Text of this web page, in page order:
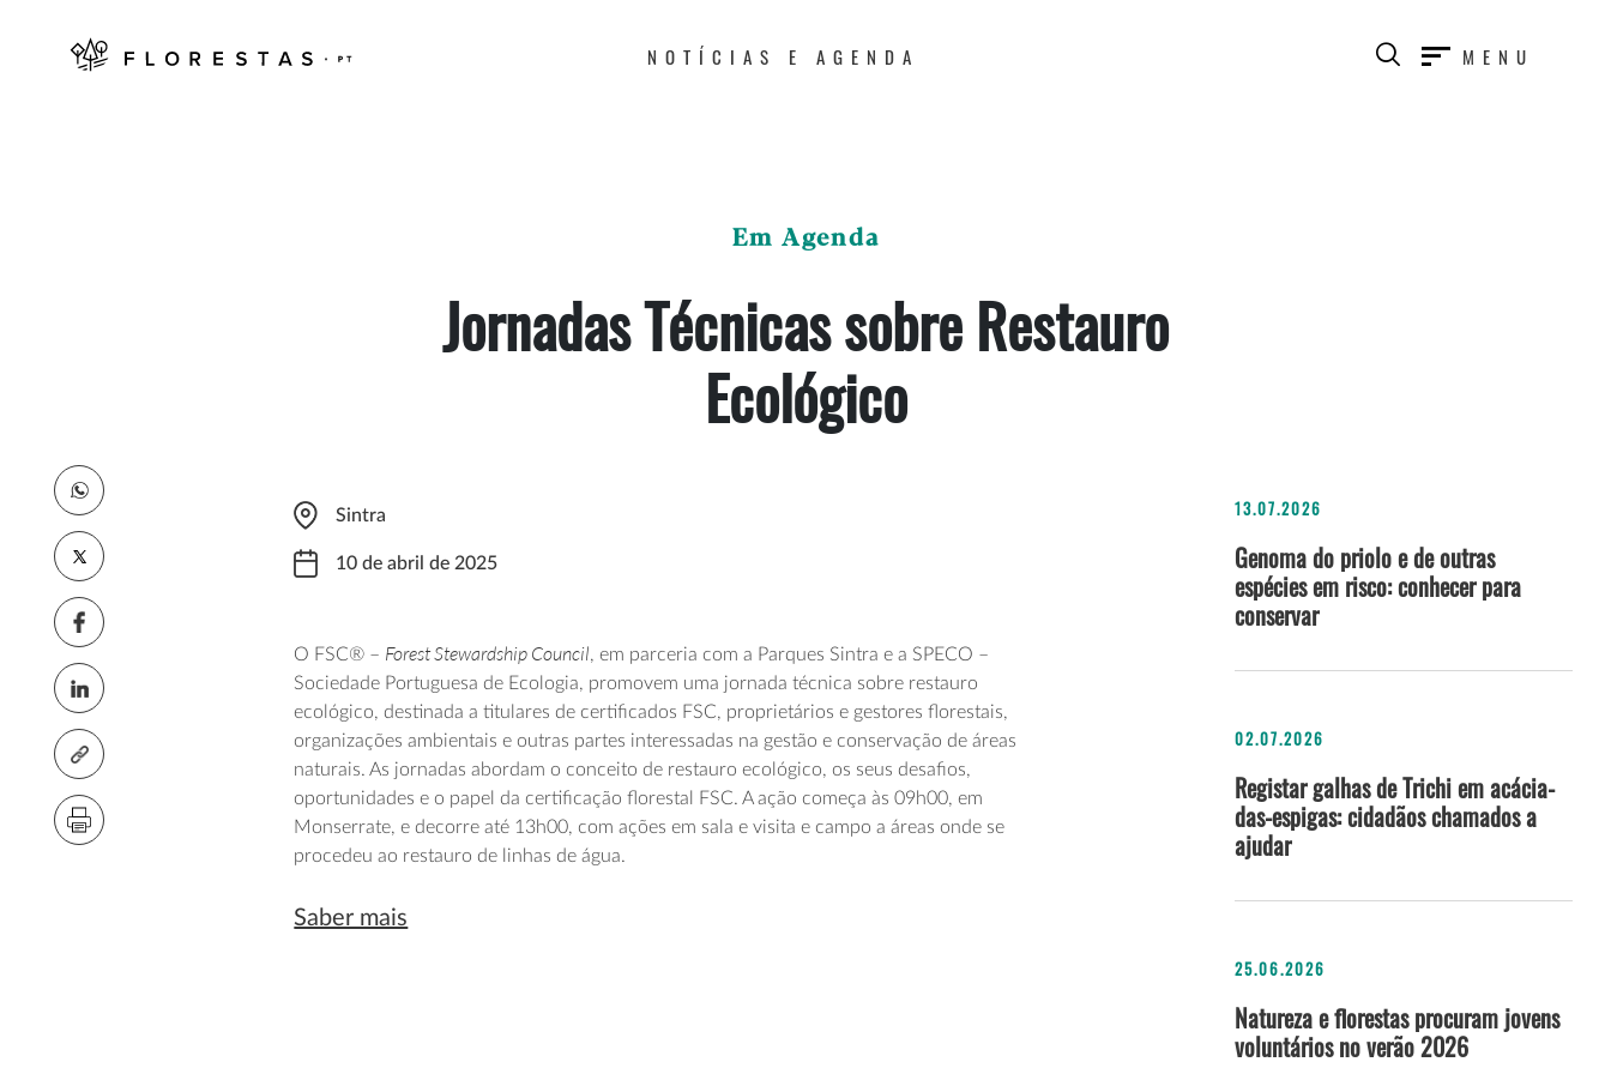
NOTÍCIAS E AGENDA MENU
Em Agenda
Jornadas Técnicas sobre Restauro
Ecológico
Sintra
10 de abril de 2025
O FSC® – Forest Stewardship Council, em parceria com a Parques Sintra e a SPECO –
Sociedade Portuguesa de Ecologia, promovem uma jornada técnica sobre restauro
ecológico, destinada a titulares de certificados FSC, proprietários e gestores florestais,
organizações ambientais e outras partes interessadas na gestão e conservação de áreas
naturais. As jornadas abordam o conceito de restauro ecológico, os seus desafios,
oportunidades e o papel da certificação florestal FSC. A ação começa às 09h00, em
Monserrate, e decorre até 13h00, com ações em sala e visita e campo a áreas onde se
procedeu ao restauro de linhas de água.
Saber mais
13.07.2026
Genoma do priolo e de outras
espécies em risco: conhecer para
conservar
02.07.2026
Registar galhas de Trichi em acácia-
das-espigas: cidadãos chamados a
ajudar
25.06.2026
Natureza e florestas procuram jovens
voluntários no verão 2026